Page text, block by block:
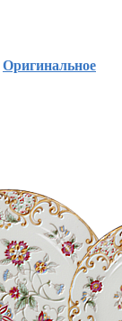
Оригинальное